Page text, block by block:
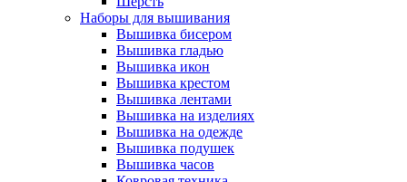
Наборы для вышивания
Вышивка бисером
Вышивка гладью
Вышивка икон
Вышивка крестом
Вышивка лентами
Вышивка на изделиях
Вышивка на одежде
Вышивка подушек
Вышивка часов